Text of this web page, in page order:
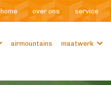
home over ons service
airmountains maatwerk